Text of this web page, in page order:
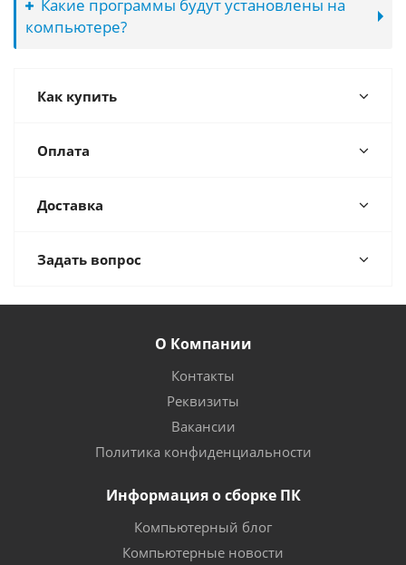
Какие программы будут установлены на
компьютере?
Как купить
Оплата
Доставка
Задать вопрос
О Компании
Контакты
Реквизиты
Вакансии
Политика конфиденциальности
Информация о сборке ПК
Компьютерный блог
Компьютерные новости